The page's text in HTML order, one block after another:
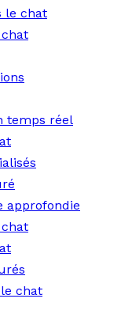
le chat
temps réel
approfondie
chat